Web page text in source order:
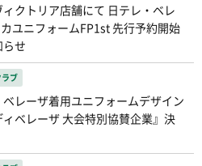
クトリア店舗にて 日テレ・ベレ
ユニフォームFP1st 先行予約開始
せ
ラブ
ベレーザ着用ユニフォームデザイン
ベレーザ 大会特別協賛企業』決